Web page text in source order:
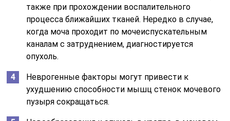
также при прохождении воспалительного
процесса ближайших тканей. Нередко в случае,
когда моча проходит по мочеиспускательным
каналам с затруднением, диагностируется
опухоль.
Неврогенные факторы могут привести к
ухудшению способности мышц стенок мочевого
пузыря сокращаться.